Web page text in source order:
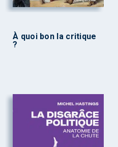
À quoi bon la critique
?